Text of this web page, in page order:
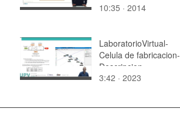
10:35 · 2014
LaboratorioVirtual-
Celula de fabricacion-
Descripcion
3:42 · 2023